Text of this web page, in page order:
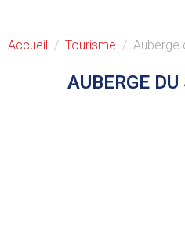
Accueil Tourisme Auberge
AUBERGE